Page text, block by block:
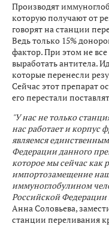
Производят
которую получают от
говорят на станции
Ведь только 15%
фактор. При этом не
выработать антитела.
которые перенесли
Сейчас этот препарат
его перестали
"У нас не только
нас работает и корпус
являемся
Федерации данного
которое мы сейчас как
импортозамещение
иммуноглобулином
Российской
Анна Соловьева,
станции переливания